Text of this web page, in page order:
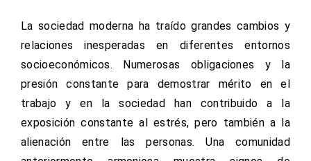
La sociedad moderna ha traído grandes cambios y
relaciones inesperadas en diferentes entornos
socioeconómicos. Numerosas obligaciones y la
presión constante para demostrar mérito en el
trabajo y en la sociedad han contribuido a la
exposición constante al estrés, pero también a la
alienación entre las personas. Una comunidad